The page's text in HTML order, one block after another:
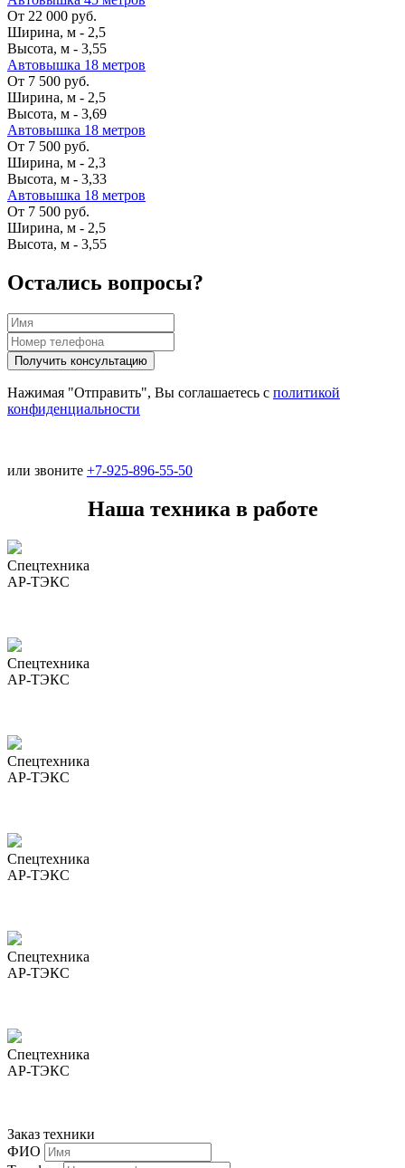
От 22 000 руб.
Ширина, м - 2,5
Высота, м - 3,55
Автовышка 18 метров
От 7 500 руб.
Ширина, м - 2,5
Высота, м - 3,69
Автовышка 18 метров
От 7 500 руб.
Ширина, м - 2,3
Высота, м - 3,33
Автовышка 18 метров
От 7 500 руб.
Ширина, м - 2,5
Высота, м - 3,55
Остались вопросы?
Нажимая "Отправить", Вы соглашаетесь с политикой
конфиденциальности
или звоните +7-925-896-55-50
Наша техника в работе
Спецтехника
АР-ТЭКС
Спецтехника
АР-ТЭКС
Спецтехника
АР-ТЭКС
Спецтехника
АР-ТЭКС
Спецтехника
АР-ТЭКС
Спецтехника
АР-ТЭКС
Заказ техники
ФИО